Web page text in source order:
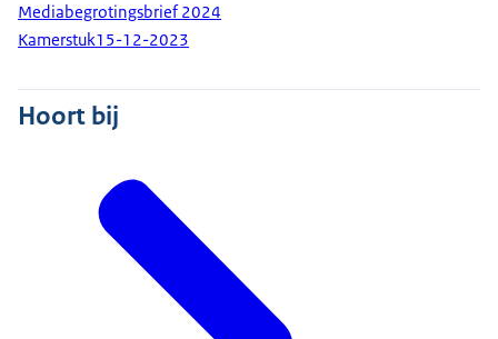
Mediabegrotingsbrief 2024
Kamerstuk15-12-2023
Hoort bij